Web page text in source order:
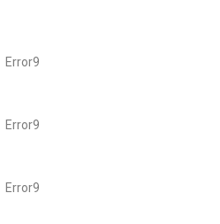
Error9
Error9
Error9